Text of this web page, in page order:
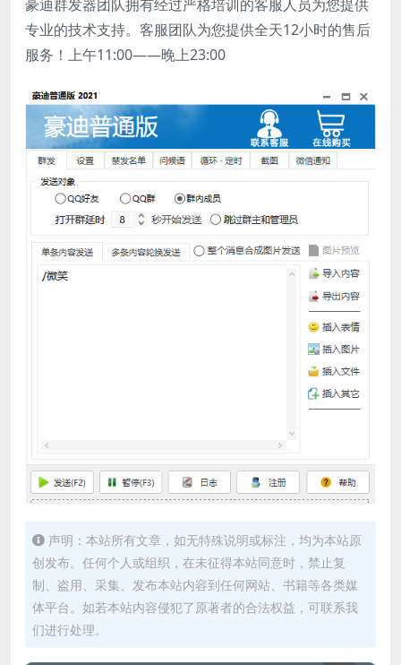
豪迪群发器团队拥有经过严格培训的客服人员为您提供
专业的技术支持。客服团队为您提供全天12小时的售后
服务！上午11:00——晚上23:00
声明：本站所有文章，如无特殊说明或标注，均为本站原
创发布。任何个人或组织，在未征得本站同意时，禁止复
制、盗用、采集、发布本站内容到任何网站、书籍等各类媒
体平台。如若本站内容侵犯了原著者的合法权益，可联系我
们进行处理。